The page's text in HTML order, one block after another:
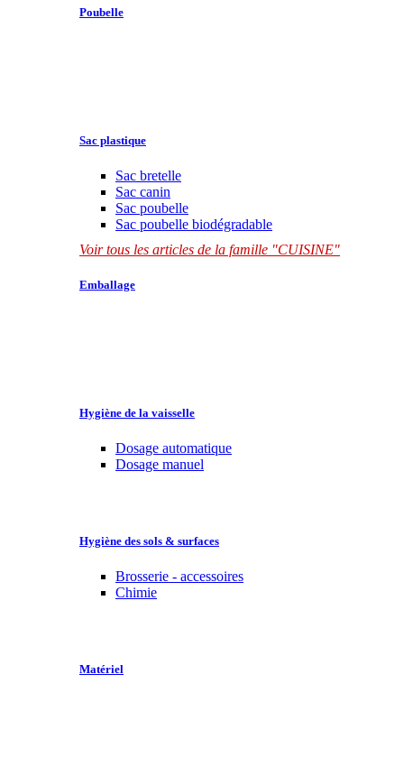
Poubelle
Sac plastique
Sac bretelle
Sac canin
Sac poubelle
Sac poubelle biodégradable
Voir tous les articles de la famille "CUISINE"
Emballage
Hygiène de la vaisselle
Dosage automatique
Dosage manuel
Hygiène des sols & surfaces
Brosserie - accessoires
Chimie
Matériel